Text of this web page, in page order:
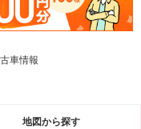
車情報
地図から探す